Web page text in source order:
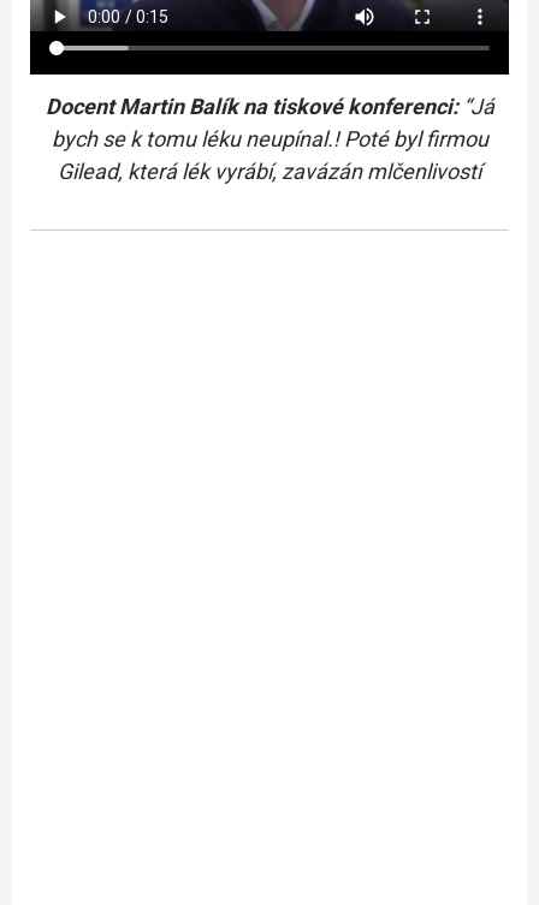
Docent Martin Balík na tiskové konferenci:“Já
bych se k tomu léku neupínal.! Poté byl firmou
Gilead, která lék vyrábí, zavázán mlčenlivostí